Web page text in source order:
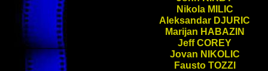
Nikola MILIC
Aleksandar DJURIC
Marijan HABAZIN
JeffCOREY
Jovan NIKOLIC
Fausto TOZZI